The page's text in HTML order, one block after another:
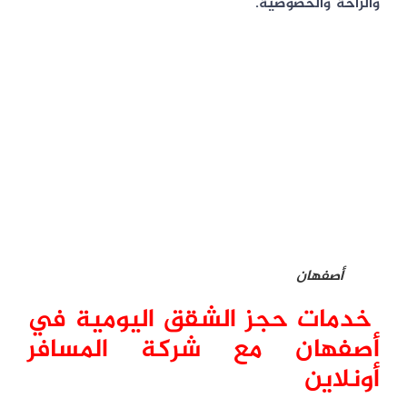
أصفهان
خدمات حجز الشقق اليومية في
أصفهان مع شركة المسافر
أونلاين